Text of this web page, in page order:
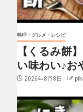
料理・グルメ・レシピ
【くるみ餅
い味わい♪お
2026年8月8日